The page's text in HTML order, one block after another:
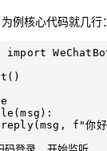
例核心代码就几行：